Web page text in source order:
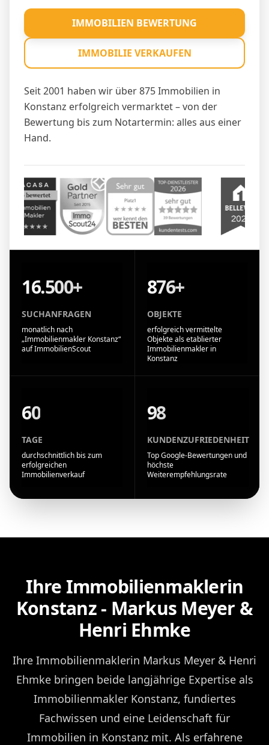
Seit 2001 haben wir über 875 Immobilien in
Konstanz erfolgreich vermarktet – von der
Bewertung bis zum Notartermin: alles aus einer
Hand.
IMMOBILIEN BEWERTUNG
IMMOBILIE VERKAUFEN
16.500+
SUCHANFRAGEN
monatlich nach
„Immobilienmakler Konstanz“
auf ImmobilienScout
876+
OBJEKTE
erfolgreich vermittelte
Objekte als etablierter
Immobilienmakler in
Konstanz
60
TAGE
durchschnittlich bis zum
erfolgreichen
Immobilienverkauf
98
KUNDENZUFRIEDENHEIT
Top Google-Bewertungen und
höchste
Weiterempfehlungsrate
Ihre Immobilienmaklerin
Konstanz - Markus Meyer &
Henri Ehmke
Ihre Immobilienmaklerin Markus Meyer & Henri
Ehmke bringen beide langjährige Expertise als
Immobilienmakler Konstanz, fundiertes
Fachwissen und eine Leidenschaft für
Immobilien in Konstanz mit. Als erfahrene